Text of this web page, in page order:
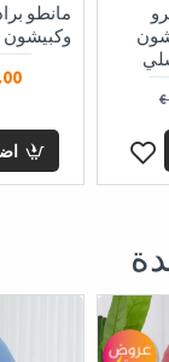
مانطو
وكبيشون 1220 - تركواز
€